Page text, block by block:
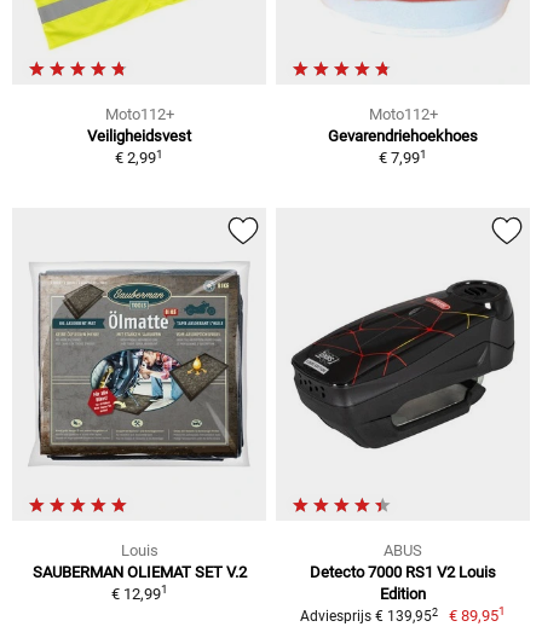
Moto112+
Veiligheidsvest
€ 2,991
Moto112+
Gevarendriehoekhoes
€ 7,991
Louis
SAUBERMAN OLIEMAT SET V.2
€ 12,991
ABUS
Detecto 7000 RS1 V2 Louis
Edition
Adviesprijs € 139,952 € 89,951